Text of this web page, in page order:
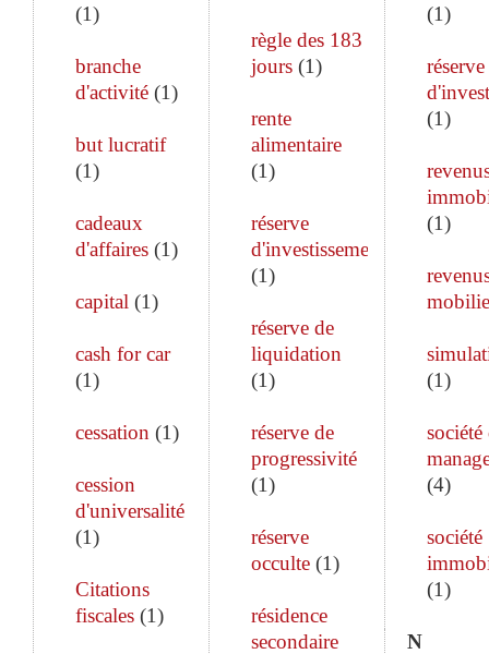
(1)
branche
d'activité (1)
but lucratif
(1)
cadeaux
d'affaires (1)
capital (1)
cash for car
(1)
cessation (1)
cession
d'universalité
(1)
Citations
fiscales (1)
règle des 183
jours(1)
rente
alimentaire
(1)
réserve
d'investissement
(1)
réserve de
liquidation
(1)
réserve de
progressivité
(1)
réserve
occulte(1)
résidence
secondaire
(1)
réserve
(1)
(1)
(1)
société
(4)
société
(1)
N